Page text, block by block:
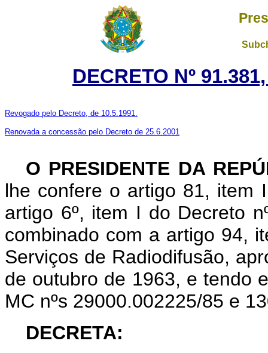
DECRETO Nº
Revogado pelo Decreto, de 10.5.1991.
Renovada a concessão pelo Decreto de 25.6.2001
O PRESIDENTE DA
lhe confere o artigo 81, item
artigo 6º, item I do Decreto
combinado com a artigo 94,
Serviços de Radiodifusão,
de outubro de 1963, e tendo
MC nºs 29000.002225/85 e
DECRETA: